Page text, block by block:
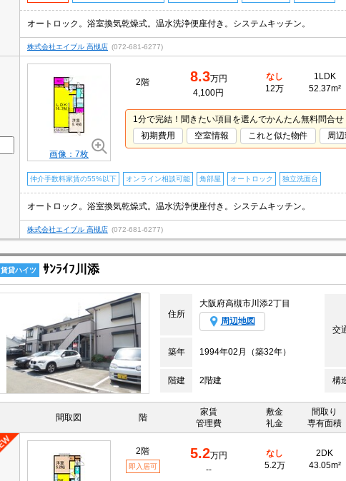
オートロック。浴室換気乾燥式。温水洗浄便座付き。システムキッチン。
株式会社エイブル 高槻店 (072-681-6277)
画像：7枚
2階 8.3万円
4,100円
なし
12万
1LDK
52.37m²
1分で完結！聞きたい項目を選んでかんたん無料問合せ
初期費用
空室情報 これと似た物件 周
仲介手数料家賃の55%以下 オンライン相談可能 角部屋 オートロック 独立洗面台
オートロック。浴室換気乾燥式。温水洗浄便座付き。システムキッチン。
株式会社エイブル 高槻店 (072-681-6277)
賃貸ハイツ ｻﾝﾗｲﾌ川添
住所
大阪府高槻市川添2丁目
周辺地図
交
築年 1994年02月（築32年）
階建 2階建 構
間取図 階
家賃
管理費
敷金
礼金
間取り
専有面積
2階
即入居可
5.2万円
--
なし
5.2万
2DK
43.05m²